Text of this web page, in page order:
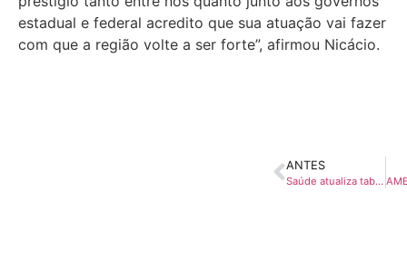
estadual e federal acredito que sua atuação vai fazer
com que a região volte a ser forte”, afirmou Nicácio.
ANTES
Saúde atualiza tabela de repasses do Piso Fixo de Vigilância Sanitária para Municípios